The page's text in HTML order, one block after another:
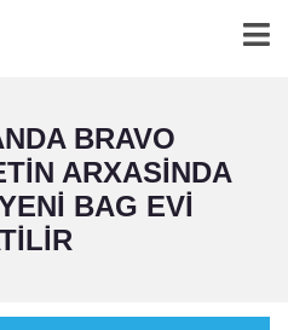
BRAVO
ARXASINDA
BAG EVI